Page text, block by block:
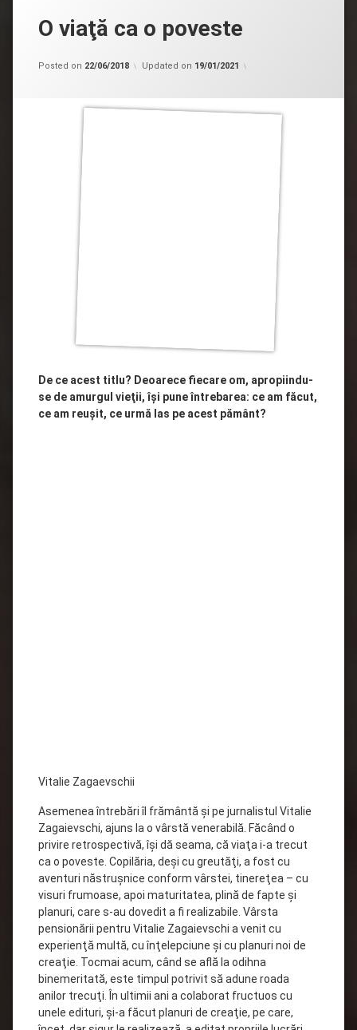
O viaţă ca o poveste
Posted on 22/06/2018 Updated on 19/01/2021
De ce acest titlu? Deoarece fiecare om, apropiindu-
se de amurgul vieţii, îşi pune întrebarea: ce am făcut,
ce am reuşit, ce urmă las pe acest pământ?
Vitalie Zagaevschii
Asemenea întrebări îl frământă şi pe jurnalistul Vitalie
Zagaievschi, ajuns la o vârstă venerabilă. Făcând o
privire retrospectivă, îşi dă seama, că viaţa i-a trecut
ca o poveste. Copilăria, deşi cu greutăţi, a fost cu
aventuri năstruşnice conform vârstei, tinereţea – cu
visuri frumoase, apoi maturitatea, plină de fapte şi
planuri, care s-au dovedit a fi realizabile. Vârsta
pensionării pentru Vitalie Zagaievschi a venit cu
experienţă multă, cu înţelepciune şi cu planuri noi de
creaţie. Tocmai acum, când se află la odihna
binemeritată, este timpul potrivit să adune roada
anilor trecuţi. În ultimii ani a colaborat fructuos cu
unele edituri, şi-a făcut planuri de creaţie, pe care,